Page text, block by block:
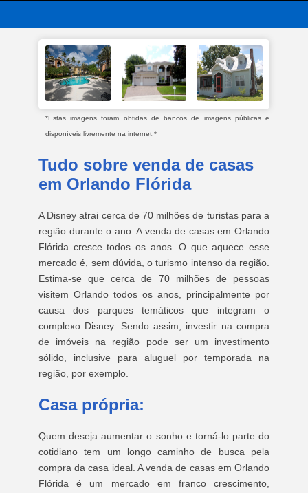
*Estas imagens foram obtidas de bancos de imagens públicas e
disponíveis livremente na internet.*
Tudo sobre venda de casas
em Orlando Flórida
A Disney atrai cerca de 70 milhões de turistas para a
região durante o ano. A venda de casas em Orlando
Flórida cresce todos os anos. O que aquece esse
mercado é, sem dúvida, o turismo intenso da região.
Estima-se que cerca de 70 milhões de pessoas
visitem Orlando todos os anos, principalmente por
causa dos parques temáticos que integram o
complexo Disney. Sendo assim, investir na compra
de imóveis na região pode ser um investimento
sólido, inclusive para aluguel por temporada na
região, por exemplo.
Casa própria:
Quem deseja aumentar o sonho e torná-lo parte do
cotidiano tem um longo caminho de busca pela
compra da casa ideal. A venda de casas em Orlando
Flórida é um mercado em franco crescimento,